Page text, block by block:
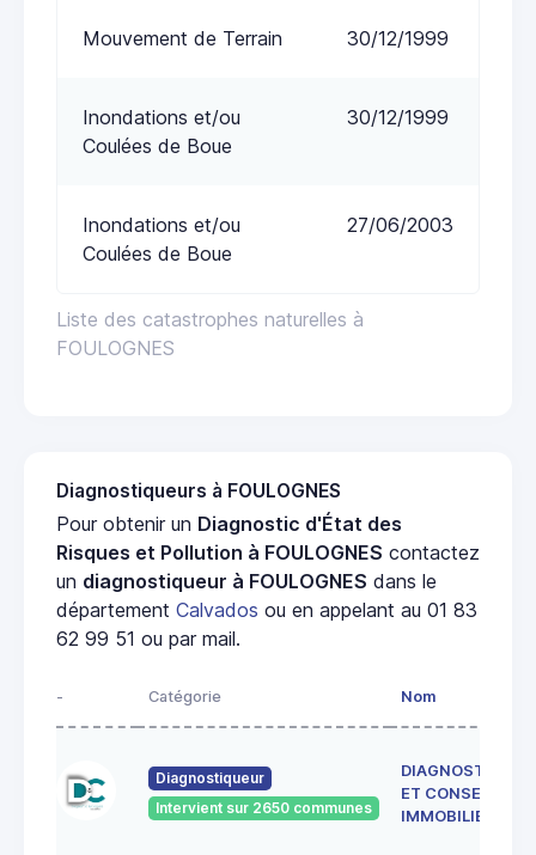
Liste des catastrophes naturelles à
FOULOGNES
Mouvement de Terrain 30/12/1999
Inondations et/ou
Coulées de Boue
30/12/1999
Inondations et/ou
Coulées de Boue
27/06/2003
Diagnostiqueurs à FOULOGNES
Pour obtenir un Diagnostic d'État des
Risques et Pollution à FOULOGNES contactez
un diagnostiqueur à FOULOGNES dans le
département Calvados ou en appelant au 01 83
62 99 51 ou par mail.
- Catégorie Nom
Diagnostiqueur
Intervient sur 2650 communes
DIAGNOSTICS
ET CONSEILS
IMMOBILIER